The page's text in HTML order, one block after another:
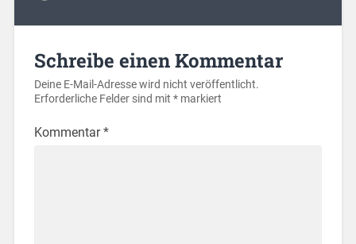
Schreibe einen Kommentar
Deine E-Mail-Adresse wird nicht veröffentlicht.
Erforderliche Felder sind mit *markiert
Kommentar*